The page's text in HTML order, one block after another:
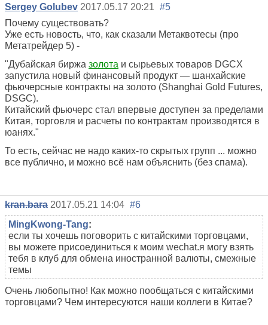
Sergey Golubev 2017.05.17 20:21 #5
Почему существовать?
Уже есть новость, что, как сказали Метаквотесы (про
Метатрейдер 5) -
"Дубайская биржа золота и сырьевых товаров DGCX
запустила новый финансовый продукт — шанхайские
фьючерсные контракты на золото (Shanghai Gold Futures,
DSGC).
Китайский фьючерс стал впервые доступен за пределами
Китая, торговля и расчеты по контрактам производятся в
юанях."
То есть, сейчас не надо каких-то скрытых групп ... можно
все публично, и можно всё нам объяснить (без спама).
kran.bara 2017.05.21 14:04 #6
MingKwong-Tang:
если ты хочешь поговорить с китайскими торговцами,
вы можете присоединиться к моим wechat.я могу взять
тебя в клуб для обмена иностранной валюты, смежные
темы
Очень любопытно! Как можно пообщаться с китайскими
торговцами? Чем интересуются наши коллеги в Китае?